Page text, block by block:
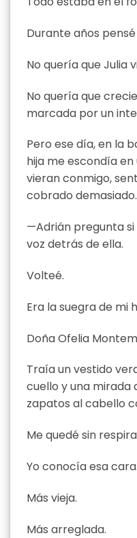
Durante años
No quería que Julia
No quería que
marcada por un
Pero ese día, en la
hija me escondía
vieran conmigo,
cobrado demasiado.
—Adrián pregunta
voz detrás de ella.
Volteé.
Era la suegra de mi
Doña Ofelia
Traía un vestido
cuello y una mirada
zapatos al cabello
Me quedé sin
Yo conocía esa cara.
Más vieja.
Más arreglada.